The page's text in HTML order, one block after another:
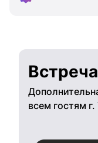
всем гостям г.